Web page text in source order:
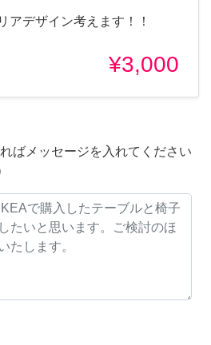
アデザイン考えます！！
¥3,000
ばメッセージを入れてください